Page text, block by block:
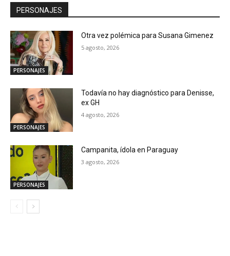
PERSONAJES
PERSONAJES
Otra vez polémica para Susana Gimenez
5 agosto, 2026
PERSONAJES
Todavía no hay diagnóstico para Denisse,
ex GH
4 agosto, 2026
PERSONAJES
Campanita, ídola en Paraguay
3 agosto, 2026